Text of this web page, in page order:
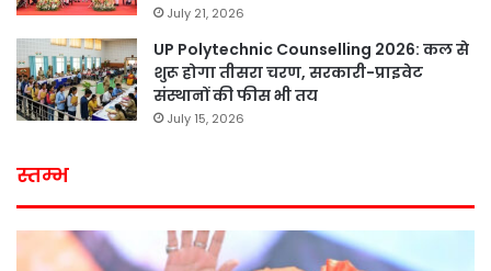
July 21, 2026
UP Polytechnic Counselling 2026: कल से
शुरू होगा तीसरा चरण, सरकारी-प्राइवेट
संस्थानों की फीस भी तय
July 15, 2026
स्तम्भ